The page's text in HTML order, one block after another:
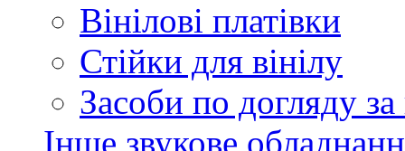
Вінілові платівки
Стійки для вінілу
Засоби по догляду за
Інше звукове